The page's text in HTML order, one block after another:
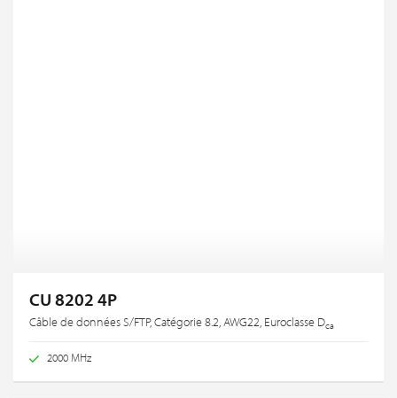
CU 8202 4P
Câble de données S/FTP, Catégorie 8.2, AWG22, Euroclasse Dca
2000 MHz